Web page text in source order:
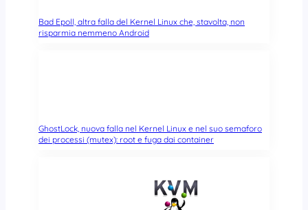
Bad Epoll, altra falla del Kernel Linux che, stavolta, non
risparmia nemmeno Android
GhostLock, nuova falla nel Kernel Linux e nel suo semaforo
dei processi (mutex): root e fuga dai container